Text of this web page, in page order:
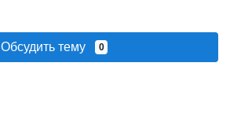
Обсудить тему 0